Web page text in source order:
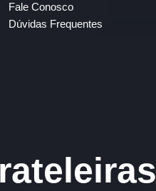
Fale Conosco
Dúvidas Frequentes